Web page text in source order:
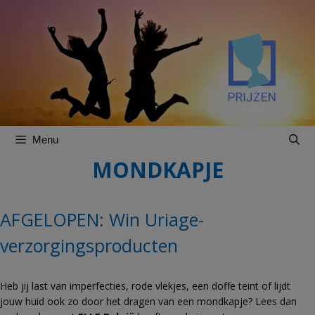
Menu
MONDKAPJE
AFGELOPEN: Win Uriage-
verzorgingsproducten
Heb jij last van imperfecties, rode vlekjes, een doffe teint of lijdt
jouw huid ook zo door het dragen van een mondkapje? Lees dan